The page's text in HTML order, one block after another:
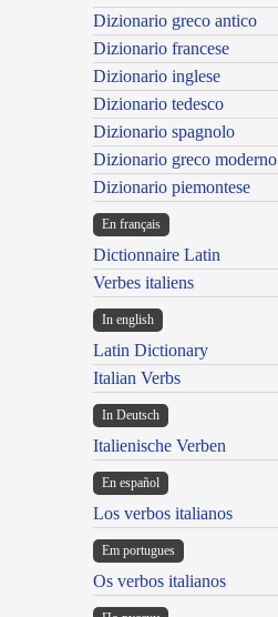
Dizionario greco antico
Dizionario francese
Dizionario inglese
Dizionario tedesco
Dizionario spagnolo
Dizionario greco moderno
Dizionario piemontese
En français
Dictionnaire Latin
Verbes italiens
In english
Latin Dictionary
Italian Verbs
In Deutsch
Italienische Verben
En español
Los verbos italianos
Em portugues
Os verbos italianos